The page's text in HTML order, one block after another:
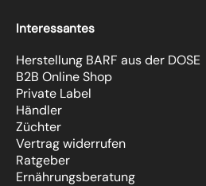
Interessantes
Herstellung BARF aus der DOSE
B2B Online Shop
Private Label
Händler
Züchter
Vertrag widerrufen
Ratgeber
Ernährungsberatung